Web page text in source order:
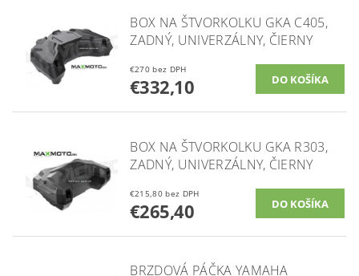
BOX NA ŠTVORKOLKU GKA C405,
ZADNÝ, UNIVERZÁLNY, ČIERNY
€270 bez DPH
€332,10
BOX NA ŠTVORKOLKU GKA R303,
ZADNÝ, UNIVERZÁLNY, ČIERNY
€215,80 bez DPH
€265,40
BRZDOVÁ PÁČKA YAMAHA